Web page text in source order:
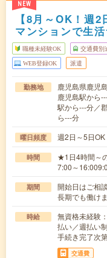
NEW
【8月～OK！週
マンションで生
職種未経験OK 交通費別
WEB登録OK 派遣
勤務地
鹿児島県鹿児
鹿児島駅から
駅から---分／
ら---分
曜日頻度 週2日～5日
時間
★1日4時間～
7:00～
期間
開始日はご相
長期でも働け
時給
無資格未経験
払い／週払い
手続き完了次
交通費